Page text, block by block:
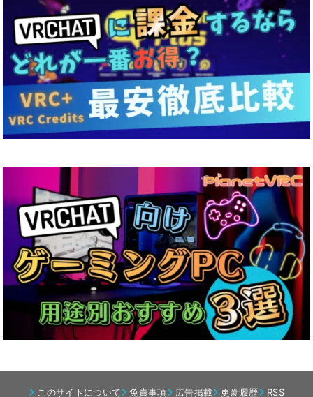
このサイトについて 免責事項 広告掲載 更新履歴 RSS